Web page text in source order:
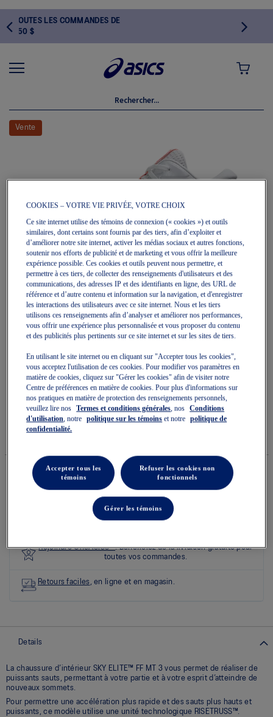
COMMANDES DE
MON
to
the
Vente
beginning
images
gallery
SKY ELITE FF MT 3
Chaussures De Volleyball Pour Femmes
Aucune
cote
pour
moyenne
les
vers
(0) Écrire un avis
159,99 $ 200,00 $
DISPONIBLE
Ajouter au panier
Rejoindre OneASICS™. Bénéficiez de la livraison gratuite pour
toutes vos commandes.
Retours faciles , en ligne et en magasin.
Details
La chaussure d’intérieur SKY ELITE™ FF MT 3 vous permet de réaliser de
puissants sauts, permettant à votre partie et à votre esprit d’atteindre de
nouveaux sommets.
Pour permettre une accélération plus rapide et des sauts plus hauts et
puissants, ce modèle utilise une unité technologique RISETRUSS™.
COOKIES – VOTRE VIE PRIVÉE, VOTRE CHOIX
Ce site internet utilise des témoins de connexion (« cookies ») et outils
similaires, dont certains sont fournis par des tiers, afin d’exploiter et
d’améliorer notre site internet, activer les médias sociaux et autres fonctions,
soutenir nos efforts de publicité et de marketing et vous offrir la meilleure
expérience possible. Ces cookies et outils peuvent nous permettre, et
permettre à ces tiers, de collecter des renseignements d'utilisateurs et des
communications, des adresses IP et des identifiants en ligne, des URL de
référence et d’autre contenu et information sur la navigation, et d'enregistrer
les interactions des utilisateurs avec ce site internet. Nous et les tiers
utilisons ces renseignements afin d’analyser et améliorer nos performances,
vous offrir une expérience plus personnalisée et vous proposer du contenu
et des publicités plus pertinents sur ce site internet et sur les sites de tiers.
En utilisant le site internet ou en cliquant sur "Accepter tous les cookies",
vous acceptez l'utilisation de ces cookies. Pour modifier vos paramètres en
matière de cookies, cliquez sur "Gérer les cookies" afin de visiter notre
Centre de préférences en matière de cookies. Pour plus d'informations sur
nos pratiques en matière de protection des renseignements personnels,
veuillez lire nos
Termes et conditions générales , nos
Conditions
d'utilisation , notre politique sur les témoins et notre
politique de
confidentialité.
Refuser les cookies non
fonctionnels
Accepter tous les
témoins
Gérer les témoins